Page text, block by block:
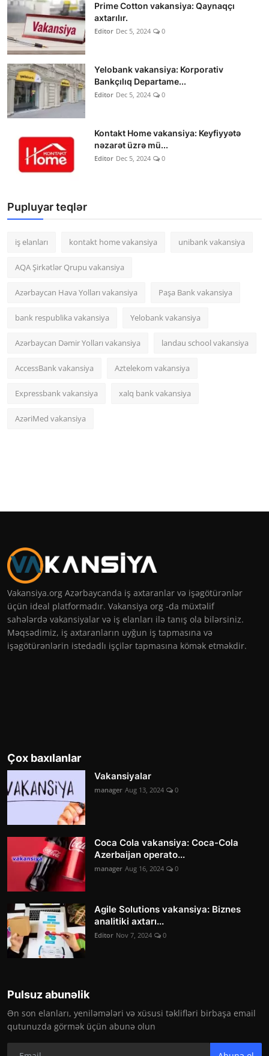
Prime Cotton vakansiya: Qaynaqçı
axtarılır.
Editor Dec 5, 2024 0
Yelobank vakansiya: Korporativ
Bankçılıq Departame...
Editor Dec 5, 2024 0
Kontakt Home vakansiya: Keyfiyyətə
nəzarət üzrə mü...
Editor Dec 5, 2024 0
Pupluyar teqlər
iş elanları kontakt home vakansiya unibank vakansiya
AQA Şirkətlər Qrupu vakansiya
Azərbaycan Hava Yolları vakansiya Paşa Bank vakansiya
bank respublika vakansiya Yelobank vakansiya
Azərbaycan Dəmir Yolları vakansiya landau school vakansiya
AccessBank vakansiya Aztelekom vakansiya
Expressbank vakansiya xalq bank vakansiya
AzəriMed vakansiya
Vakansiya.org Azərbaycanda iş axtaranlar və işəgötürənlər
üçün ideal platformadır. Vakansiya org -da müxtəlif
sahələrdə vakansiyalar və iş elanları ilə tanış ola bilərsiniz.
Məqsədimiz, iş axtaranların uyğun iş tapmasına və
işəgötürənlərin istedadlı işçilər tapmasına kömək etməkdir.
Çox baxılanlar
Vakansiyalar
manager Aug 13, 2024 0
Coca Cola vakansiya: Coca-Cola
Azerbaijan operato...
manager Aug 16, 2024 0
Agile Solutions vakansiya: Biznes
analitiki axtarı...
Editor Nov 7, 2024 0
Pulsuz abunəlik
Ən son elanları, yeniləmələri və xüsusi təklifləri birbaşa email
qutunuzda görmək üçün abunə olun